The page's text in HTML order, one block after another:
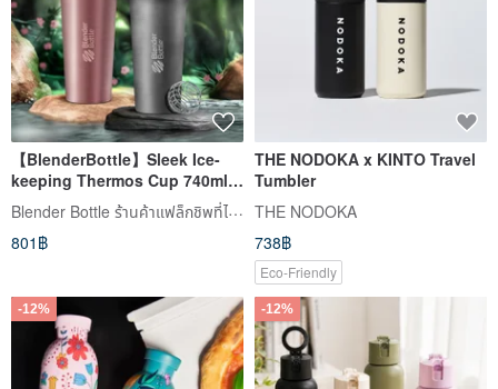
【BlenderBottle】Sleek Ice-
keeping Thermos Cup 740ml
Stainless Steel Shaker Cup
Blender Bottle ร้านค้าแฟล็กชิพที่ได้รับอนุญาตอย่างเป็นทางการ
801฿
THE NODOKA x KINTO Travel
Tumbler
THE NODOKA
738฿
Eco-Friendly
-12% -12%